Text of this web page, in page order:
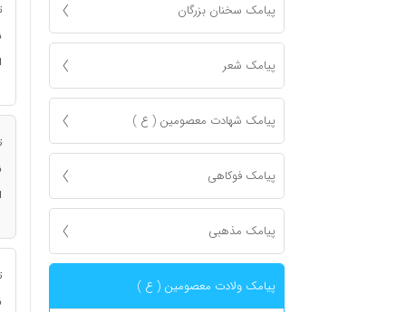
پیامک سخنان بزرگان
پیامک شعر
پیامک شهادت معصومين ( ع )
پیامک فوکاهی
پیامک مذهبی
پیامک ولادت معصومین ( ع )